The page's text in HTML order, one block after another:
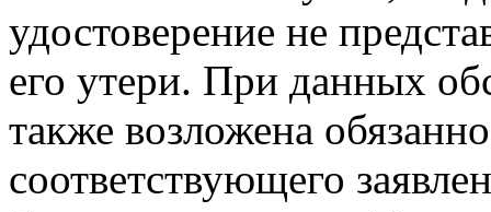
удостоверение не
его утери. При данных
также возложена
соответствующего